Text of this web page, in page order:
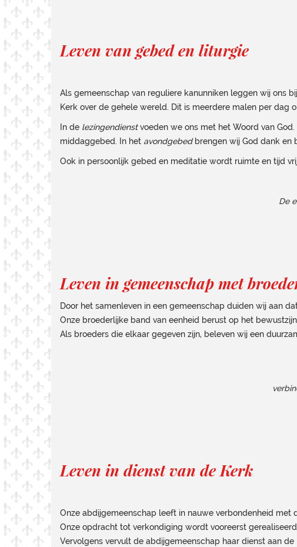
Leven van gebed en liturgie
Als gemeenschap van reguliere kanunniken leggen wij ons
Kerk over de gehele wereld. Dit is meerdere malen per dag
In de lezingendienstvoeden we ons met het Woord van God.
middaggebed. In het avondgebed brengen wij God dank en
Ook in persoonlijk gebed en meditatie wordt ruimte en tijd
De
Leven in gemeenschap met
Door het samenleven in een gemeenschap duiden wij aan
Onze broederlijke band van eenheid berust op het
Als broeders die elkaar gegeven zijn, beleven wij een
Leven in dienst van de Kerk
Onze abdijgemeenschap leeft in nauwe verbondenheid met
Onze opdracht tot verkondiging wordt vooreerst
Vervolgens vervult de abdijgemeenschap haar dienst aan